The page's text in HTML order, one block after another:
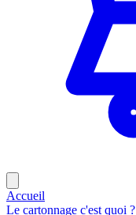
Accueil
Le cartonnage c'est quoi ?